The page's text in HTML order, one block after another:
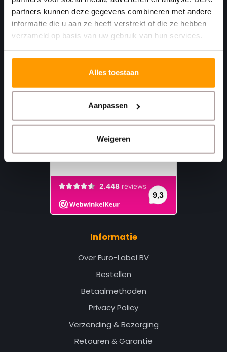
partners kunnen deze gegevens combineren met andere
informatie die u aan ze heeft verstrekt of die ze hebben
verzameld op basis van uw gebruik van hun services.
Alles toestaan
Aanpassen
Weigeren
info@euro-label.nl
Informatie
Over Euro-Label BV
Bestellen
Betaalmethoden
Privacy Policy
Verzending & Bezorging
Retouren & Garantie